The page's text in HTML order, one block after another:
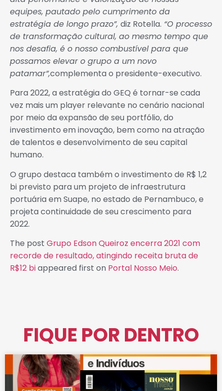
equipes, pautado pelo cumprimento da
estratégia de longo prazo”, diz Rotella. “O processo
de transformação cultural, ao mesmo tempo que
nos desafia, é o nosso combustível para que
possamos elevar o grupo a um novo
patamar”,complementa o presidente-executivo.
Para 2022, a estratégia do GEQ é tornar-se cada
vez mais um player relevante no cenário nacional
por meio da expansão de seu portfólio, do
investimento em inovação, bem como na atração
de talentos e desenvolvimento de seu capital
humano.
O grupo destaca também o investimento de R$ 1,2
bi previsto para um projeto de infraestrutura
portuária em Suape, no estado de Pernambuco, e
projeta continuidade de seu crescimento para
2022.
The post Grupo Edson Queiroz encerra 2021 com
recorde de resultado, atingindo receita bruta de
R$12 biappeared first on Portal Nosso Meio.
FIQUE POR DENTRO